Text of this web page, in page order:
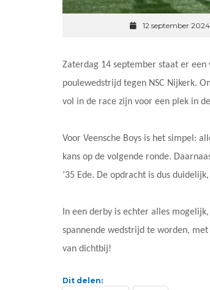
12 september 2024
Zaterdag 14 september staat er
poulewedstrijd tegen NSC Nijkerk.
vol in de race zijn voor een plek in
Voor Veensche Boys is het simpel:
kans op de volgende ronde.
’35 Ede. De opdracht is dus
In een derby is echter alles
spannende wedstrijd te worden,
van dichtbij!
Dit delen: